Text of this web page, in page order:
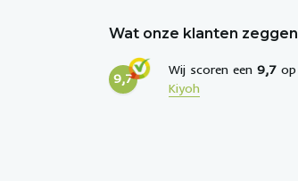
Wat onze klanten zeggen
9,7
Wij scoren een 9,7 op
Kiyoh